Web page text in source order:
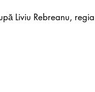
Liviu Rebreanu,